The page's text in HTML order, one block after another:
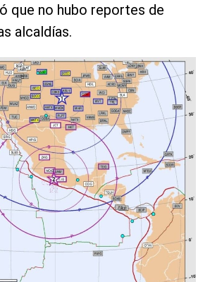
que no hubo reportes de
alcaldías.